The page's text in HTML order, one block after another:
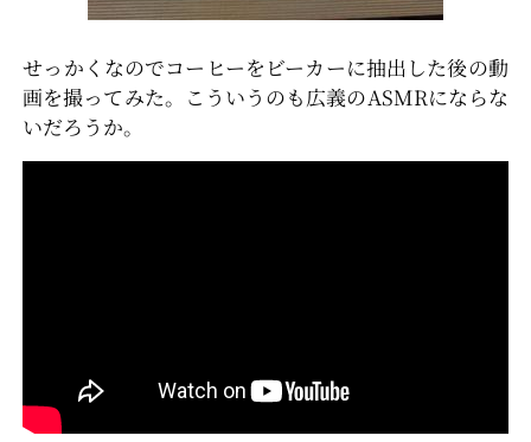
せっかくなのでコーヒーをビーカーに抽出した後の動
画を撮ってみた。こういうのも広義のASMRにならな
いだろうか。